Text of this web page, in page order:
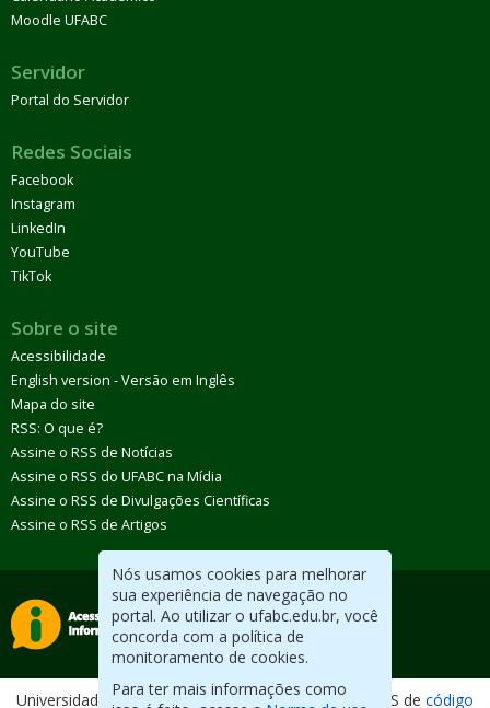
Nós usamos cookies para melhorar
sua experiência de navegação no
portal. Ao utilizar o ufabc.edu.br, você
concorda com a política de
monitoramento de cookies.
Para ter mais informações como
Moodle UFABC
Servidor
Portal do Servidor
Redes Sociais
Facebook
Instagram
LinkedIn
YouTube
TikTok
Sobre o site
Acessibilidade
English version - Versão em Inglês
Mapa do site
RSS: O que é?
Assine o RSS de Notícias
Assine o RSS do UFABC na Mídia
Assine o RSS de Divulgações Científicas
Assine o RSS de Artigos
Universidade Federal do ABC. Desenvolvido com CMS de código